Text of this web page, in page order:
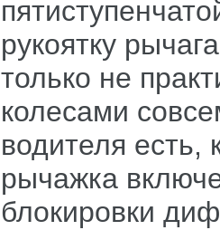
рукоятку
только не
колесами
водителя есть,
рычажка
блокировки